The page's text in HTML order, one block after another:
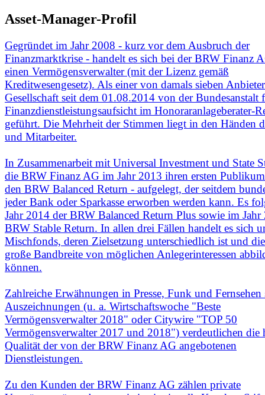
Asset-Manager-Profil
Gegründet im Jahr 2008 - kurz vor dem Ausbruch der
Finanzmarktkrise - handelt es sich bei der BRW Finanz
einen Vermögensverwalter (mit der Lizenz gemäß
Kreditwesengesetz). Als einer von damals sieben
Gesellschaft seit dem 01.08.2014 von der Bundesanstalt
Finanzdienstleistungsaufsicht im Honoraranlageberater-
geführt. Die Mehrheit der Stimmen liegt in den Händen
und Mitarbeiter.
In Zusammenarbeit mit Universal Investment und State
die BRW Finanz AG im Jahr 2013 ihren ersten
den BRW Balanced Return - aufgelegt, der seitdem
jeder Bank oder Sparkasse erworben werden kann. Es
Jahr 2014 der BRW Balanced Return Plus sowie im Jahr
BRW Stable Return. In allen drei Fällen handelt es sich
Mischfonds, deren Zielsetzung unterschiedlich ist und
große Bandbreite von möglichen Anlegerinteressen
können.
Zahlreiche Erwähnungen in Presse, Funk und Fernsehen
Auszeichnungen (u. a. Wirtschaftswoche "Beste
Vermögensverwalter 2018" oder Citywire "TOP 50
Vermögensverwalter 2017 und 2018") verdeutlichen die
Qualität der von der BRW Finanz AG angebotenen
Dienstleistungen.
Zu den Kunden der BRW Finanz AG zählen private